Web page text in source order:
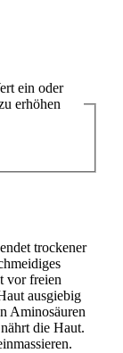
ein oder
erhöhen
trockener
vor freien
ausgiebig
Aminosäuren
die Haut.